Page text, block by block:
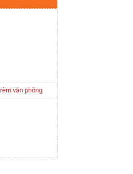
rèm văn phòng